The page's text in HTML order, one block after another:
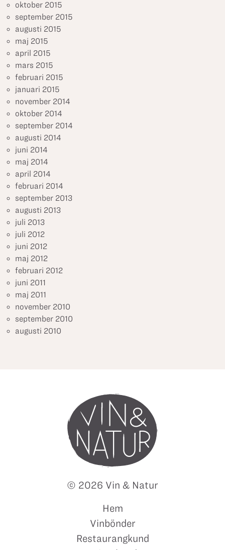
oktober 2015
september 2015
augusti 2015
maj 2015
april 2015
mars 2015
februari 2015
januari 2015
november 2014
oktober 2014
september 2014
augusti 2014
juni 2014
maj 2014
april 2014
februari 2014
september 2013
augusti 2013
juli 2013
juli 2012
juni 2012
maj 2012
februari 2012
juni 2011
maj 2011
november 2010
september 2010
augusti 2010
© 2026 Vin & Natur
Hem
Vinbönder
Restaurangkund